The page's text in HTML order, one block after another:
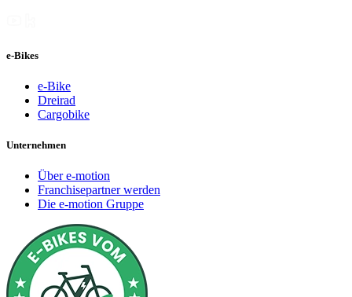
e-Bikes
e-Bike
Dreirad
Cargobike
Unternehmen
Über e-motion
Franchisepartner werden
Die e-motion Gruppe